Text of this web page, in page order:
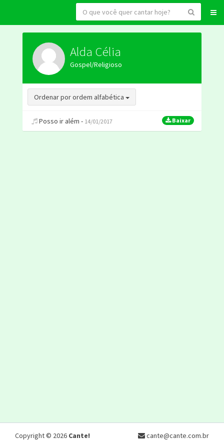
Alda Célia
Gospel/Religioso
Ordenar por ordem alfabética Toggle Dropdown
Posso ir além - 14/01/2017 Baixar
Copyright © 2026 Cante! cante@cante.com.br